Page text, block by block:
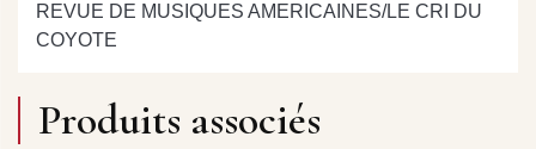
REVUE DE MUSIQUES AMERICAINES/LE CRI DU
COYOTE
Produits associés